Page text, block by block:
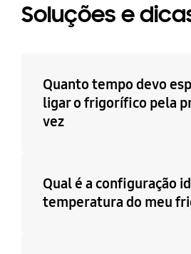
Soluções e
Quanto tempo devo
ligar o frigorífico pela
vez
Qual é a configuração
temperatura do meu